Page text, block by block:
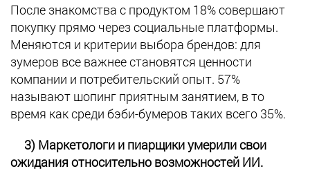
После знакомства с продуктом 18% совершают
покупку прямо через социальные платформы.
Меняются и критерии выбора брендов: для
зумеров все важнее становятся ценности
компании и потребительский опыт. 57%
называют шопинг приятным занятием, в то
время как среди бэби-бумеров таких всего 35%.
3) Маркетологи и пиарщики умерили свои
ожидания относительно возможностей ИИ.